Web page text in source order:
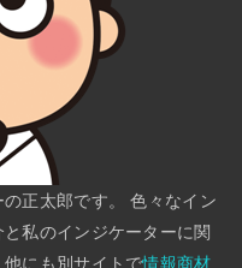
正太郎です。 色々なイン
私のインジケーターに関
にも別サイトで情報商材